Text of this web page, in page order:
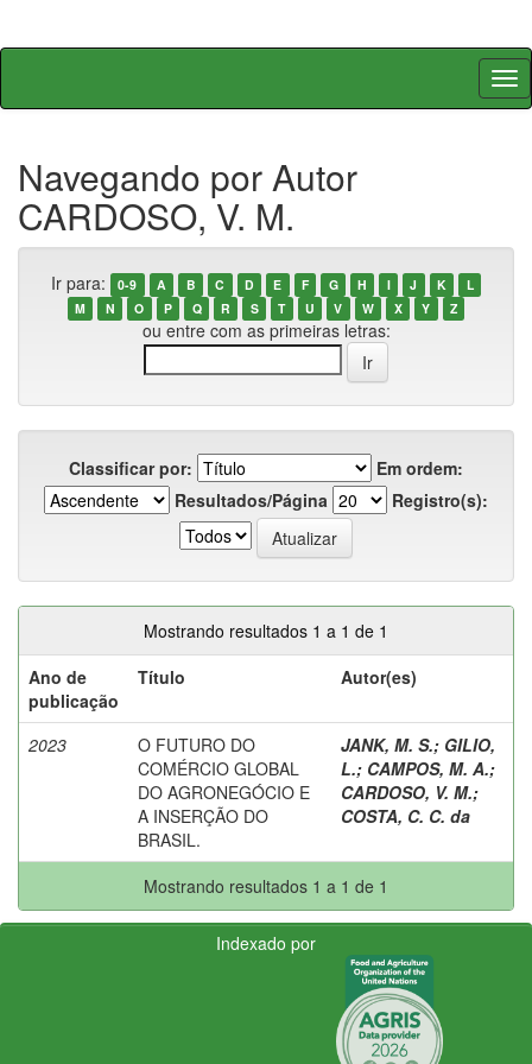
Skip
Navegando por Autor
CARDOSO, V. M.
Ir para: 0-9 A B C D E F G H I J K
L
M
N O P Q R S T U V W X Y Z
ou entre com as primeiras letras:
Classificar por:
Em ordem:
Resultados/Página
Registro(s):
Mostrando resultados 1 a 1 de 1
Ano de
publicação
Título Autor(es)
2023
O FUTURO DO
COMÉRCIO GLOBAL
DO AGRONEGÓCIO E
A INSERÇÃO DO
BRASIL.
JANK, M. S.; GILIO,
L.; CAMPOS, M. A.;
CARDOSO, V. M.;
COSTA, C. C. da
Mostrando resultados 1 a 1 de 1
Indexado por